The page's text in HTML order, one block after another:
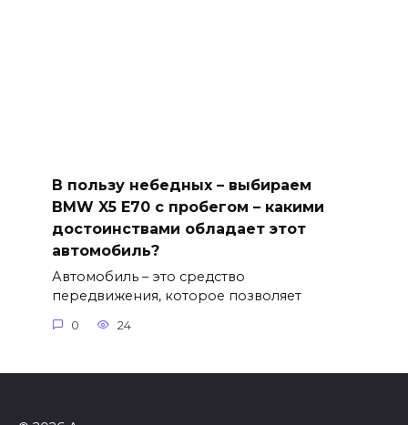
В пользу небедных – выбираем
BMW X5 E70 с пробегом – какими
достоинствами обладает этот
автомобиль?
Автомобиль – это средство
передвижения, которое позволяет
0 24